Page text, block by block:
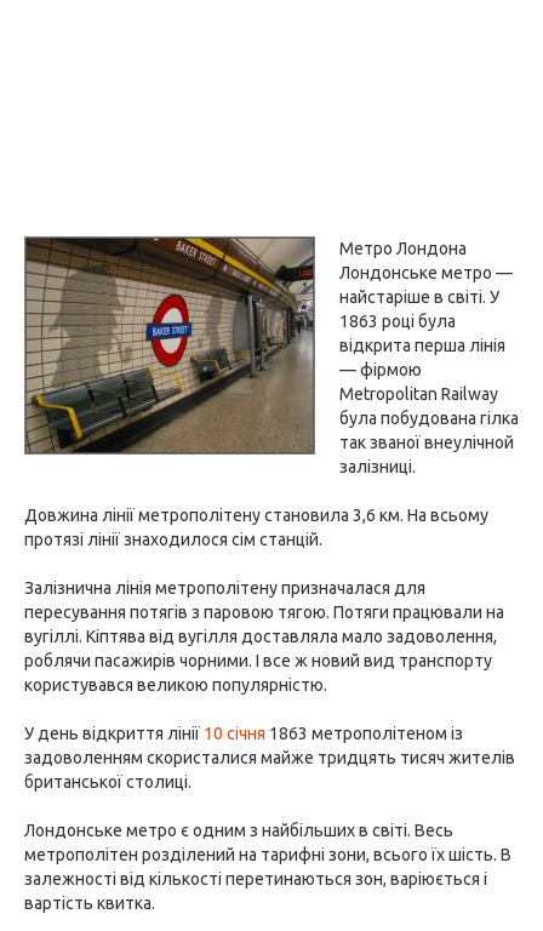
Метро Лондона
Лондонське метро —
найстаріше в світі. У
1863 році була
відкрита перша лінія
— фірмою
Metropolitan Railway
була побудована гілка
так званої внеулічной
залізниці.
Довжина лінії метрополітену становила 3,6 км. На всьому
протязі лінії знаходилося сім станцій.
Залізнична лінія метрополітену призначалася для
пересування потягів з паровою тягою. Потяги працювали на
вугіллі. Кіптява від вугілля доставляла мало задоволення,
роблячи пасажирів чорними. І все ж новий вид транспорту
користувався великою популярністю.
У день відкриття лінії 10 січня 1863 метрополітеном із
задоволенням скористалися майже тридцять тисяч жителів
британської столиці.
Лондонське метро є одним з найбільших в світі. Весь
метрополітен розділений на тарифні зони, всього їх шість. В
залежності від кількості перетинаються зон, варіюється і
вартість квитка.